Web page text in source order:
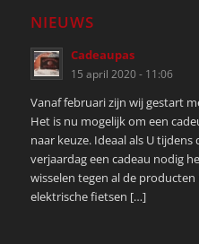
NIEUWS
Cadeaupas
15 april 2020 - 11:06
Vanaf februari zijn wij gestart
Het is nu mogelijk om een
naar keuze. Ideaal als U
verjaardag een cadeau nodig
wisselen tegen al de
elektrische fietsen […]